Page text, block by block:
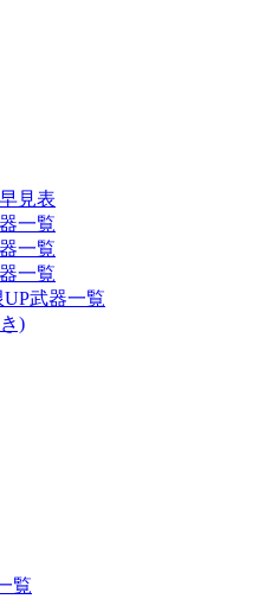
見表
一覧
一覧
一覧
UP武器一覧
)
覧